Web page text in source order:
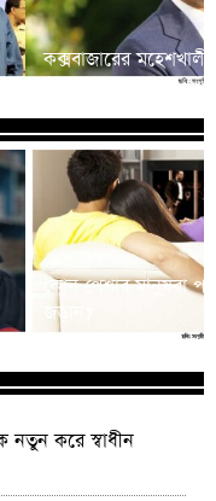
কক্সবাজারের মহেশখালীর
কোন পেশার মানুষরা
জড়ান?
নতুন করে স্বাধীন